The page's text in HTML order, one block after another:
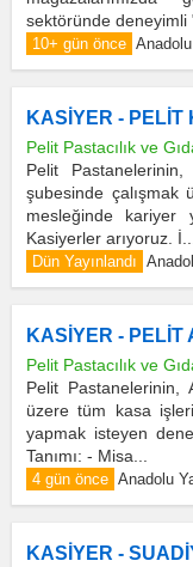
sektöründe deneyimli
10+ gün önce
KASİYER - PELİT
Pelit Pastacılık ve
Pelit
şubesinde çalışmak
mesleğinde kariyer
Kasiyerler arıyoruz. İ...
Dün Yayınlandı
KASİYER - PELİT
Pelit Pastacılık ve
Pelit Pastanelerinin,
üzere tüm kasa
yapmak isteyen
Tanımı: - Misa...
4 gün önce Anadolu
KASİYER -